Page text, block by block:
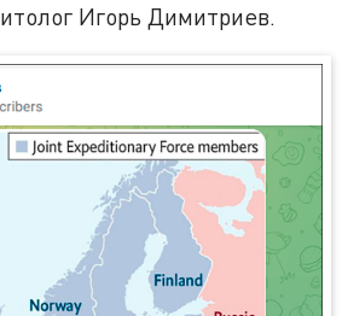
Игорь Димитриев.